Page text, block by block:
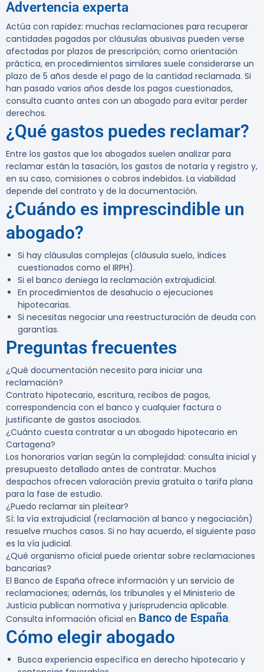
Advertencia experta
Actúa con rapidez: muchas reclamaciones para recuperar
cantidades pagadas por cláusulas abusivas pueden verse
afectadas por plazos de prescripción; como orientación
práctica, en procedimientos similares suele considerarse un
plazo de 5 años desde el pago de la cantidad reclamada. Si
han pasado varios años desde los pagos cuestionados,
consulta cuanto antes con un abogado para evitar perder
derechos.
¿Qué gastos puedes reclamar?
Entre los gastos que los abogados suelen analizar para
reclamar están la tasación, los gastos de notaría y registro y,
en su caso, comisiones o cobros indebidos. La viabilidad
depende del contrato y de la documentación.
¿Cuándo es imprescindible un
abogado?
Si hay cláusulas complejas (cláusula suelo, índices
cuestionados como el IRPH).
Si el banco deniega la reclamación extrajudicial.
En procedimientos de desahucio o ejecuciones
hipotecarias.
Si necesitas negociar una reestructuración de deuda con
garantías.
Preguntas frecuentes
¿Qué documentación necesito para iniciar una
reclamación?
Contrato hipotecario, escritura, recibos de pagos,
correspondencia con el banco y cualquier factura o
justificante de gastos asociados.
¿Cuánto cuesta contratar a un abogado hipotecario en
Cartagena?
Los honorarios varían según la complejidad: consulta inicial y
presupuesto detallado antes de contratar. Muchos
despachos ofrecen valoración previa gratuita o tarifa plana
para la fase de estudio.
¿Puedo reclamar sin pleitear?
Sí: la vía extrajudicial (reclamación al banco y negociación)
resuelve muchos casos. Si no hay acuerdo, el siguiente paso
es la vía judicial.
¿Qué organismo oficial puede orientar sobre reclamaciones
bancarias?
El Banco de España ofrece información y un servicio de
reclamaciones; además, los tribunales y el Ministerio de
Justicia publican normativa y jurisprudencia aplicable.
Consulta información oficial en Banco de España.
Cómo elegir abogado
Busca experiencia específica en derecho hipotecario y